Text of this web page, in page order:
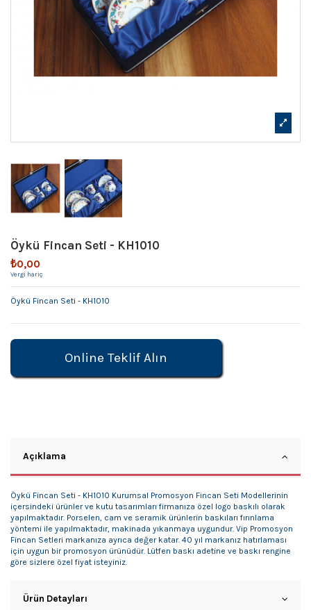
Öykü Fincan Seti - KH1010
₺0,00
Vergi hariç
Öykü Fincan Seti - KH1010
Online Teklif Alın
Açıklama
Öykü Fincan Seti - KH1010 Kurumsal Promosyon Fincan Seti Modellerinin
içersindeki ürünler ve kutu tasarımları firmanıza özel logo baskılı olarak
yapılmaktadır. Porselen, cam ve seramik ürünlerin baskıları fırınlama
yöntemi ile yapılmaktadır, makinada yıkanmaya uygundur. Vip Promosyon
Fincan Setleri markanıza ayrıca değer katar. 40 yıl markanız hatırlaması
için uygun bir promosyon ürünüdür. Lütfen baskı adetine ve baskı rengine
göre sizlere özel fiyat isteyiniz.
Ürün Detayları